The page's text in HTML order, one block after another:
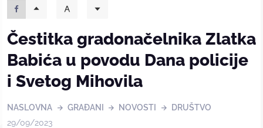
Čestitka gradonačelnika Zlatka
Babića u povodu Dana policije
i Svetog Mihovila
NASLOVNA GRAĐANI NOVOSTI
DRUŠTVO
29/09/2023